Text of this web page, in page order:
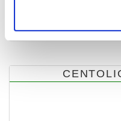
6,00 €